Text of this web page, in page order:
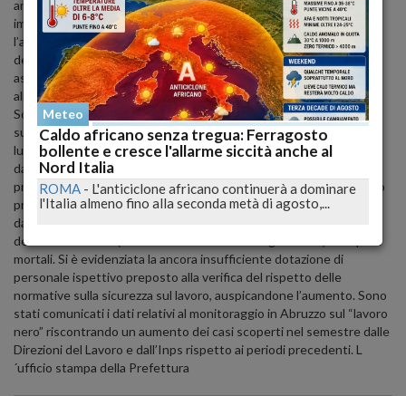
amministrativi riguardanti la nascita, la vita e la cessazione di un
impianto produttivo, concordando di continuare ad approfondire
l’argomento con la partecipazione propositiva da parte
dell’amministrazione regionale. L’argomento, secondo quanto
assicurato dal rappresentante della Provincia, sarà posto
all’attenzione della prossima riunione del “Parlamento dei Sindaci”.
Sono stati quindi forniti i dati relativi alla ricognizione compiuta
sull’attività di vigilanza in materia di prevenzione e protezione nei
luoghi di lavoro, esercitata dagli Ispettori del Lavoro, dalle Asl e
dall’Ispesl nel primo semestre 2007 nella regione. Si è rilevato, nel
primo semestre 2007 rispetto al corrispondente periodo dell’anno
precedente, un aumento del numero delle ispezioni effettuate
dagli organi preposti, nonché una diminuzione degli infortuni
denunciati all’Inail (settori Industria-Servizi-Agricoltura) e di quelli
mortali. Si è evidenziata la ancora insufficiente dotazione di
personale ispettivo preposto alla verifica del rispetto delle
normative sulla sicurezza sul lavoro, auspicandone l’aumento. Sono
stati comunicati i dati relativi al monitoraggio in Abruzzo sul “lavoro
nero” riscontrando un aumento dei casi scoperti nel semestre dalle
Direzioni del Lavoro e dall’Inps rispetto ai periodi precedenti. L
´ufficio stampa della Prefettura
Meteo
Caldo africano senza tregua: Ferragosto
bollente e cresce l'allarme siccità anche al
Nord Italia
ROMA - L'anticiclone africano continuerà a dominare
l'Italia almeno fino alla seconda metà di agosto,...